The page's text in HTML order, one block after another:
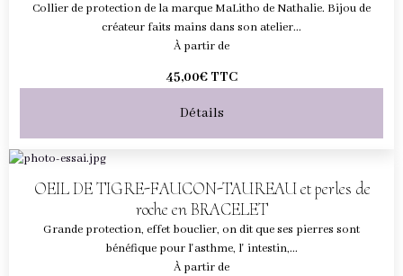
Collier de protection de la marque MaLitho de Nathalie. Bijou de
créateur faits mains dans son atelier...
À partir de
45,00€ TTC
Détails
OEIL DE TIGRE-FAUCON-TAUREAU et perles de
roche en BRACELET
Grande protection, effet bouclier, on dit que ses pierres sont
bénéfique pour l'asthme, l' intestin,...
À partir de